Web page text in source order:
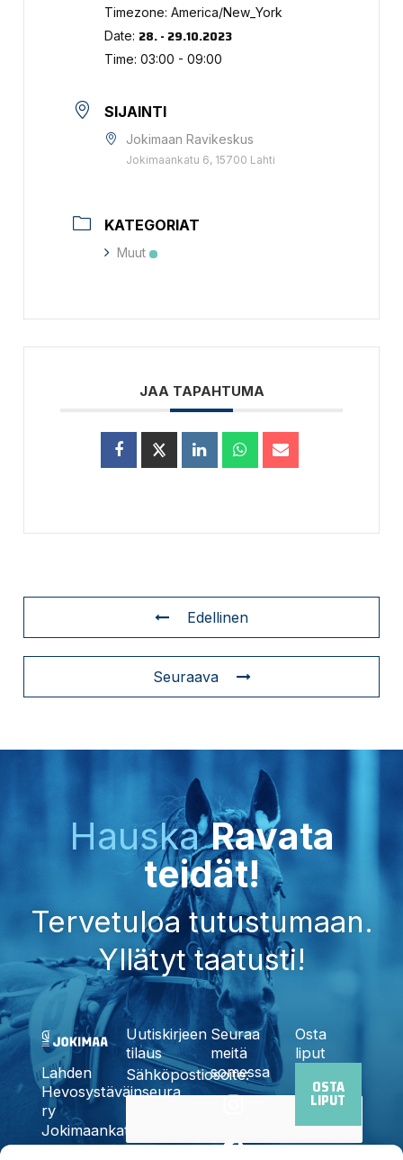
Timezone:America/New_York
Date: 28. - 29.10.2023
Time:03:00 - 09:00
SIJAINTI
Jokimaan Ravikeskus
Jokimaankatu 6, 15700 Lahti
KATEGORIAT
Muut
JAA TAPAHTUMA
Edellinen
Seuraava
HauskaRavata
teidät!
Tervetuloa tutustumaan.
Yllätyt taatusti!
Lahden
Hevosystäväinseura
ry
Jokimaankatu
6, 15700
Uutiskirjeen
tilaus
Sähköpostiosoite:
Seuraa
meitä
somessa
I
s
F
c
X
t
Y
u
T
k
Osta
liput
OSTA
LIPUT